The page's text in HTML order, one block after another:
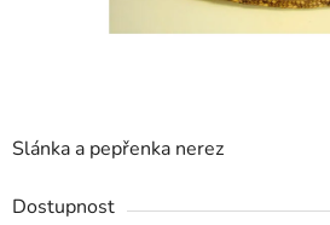
Slánka a pepřenka nerez
Dostupnost